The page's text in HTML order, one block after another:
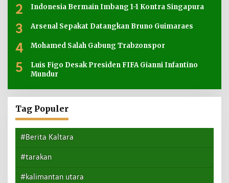
2 Indonesia Bermain Imbang 1-1 Kontra Singapura
3 Arsenal Sepakat Datangkan Bruno Guimaraes
4 Mohamed Salah Gabung Trabzonspor
5
Luis Figo Desak Presiden FIFA Gianni Infantino
Mundur
Tag Populer
#Berita Kaltara
#tarakan
#kalimantan utara